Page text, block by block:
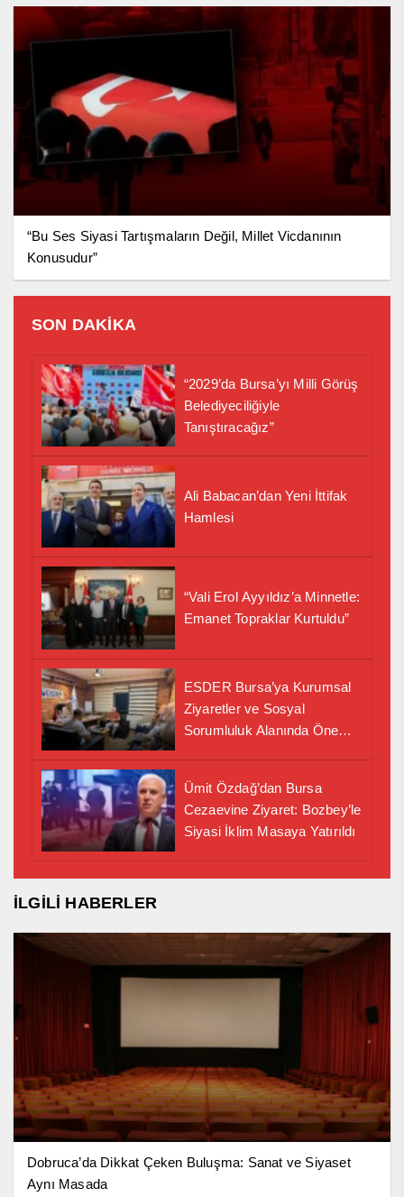
“Bu Ses Siyasi Tartışmaların Değil, Millet Vicdanının
Konusudur”
SON DAKİKA
“2029’da Bursa’yı Milli Görüş
Belediyeciliğiyle
Tanıştıracağız”
Ali Babacan’dan Yeni İttifak
Hamlesi
“Vali Erol Ayyıldız’a Minnetle:
Emanet Topraklar Kurtuldu”
ESDER Bursa’ya Kurumsal
Ziyaretler ve Sosyal
Sorumluluk Alanında Önemli
Ümit Özdağ’dan Bursa
Cezaevine Ziyaret: Bozbey’le
Siyasi İklim Masaya Yatırıldı
İLGİLİ HABERLER
Dobruca’da Dikkat Çeken Buluşma: Sanat ve Siyaset
Aynı Masada